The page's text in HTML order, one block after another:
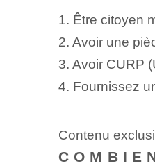
1. Être citoyen
2. Avoir une
3. Avoir CURP⁢
4. Fournissez
Contenu